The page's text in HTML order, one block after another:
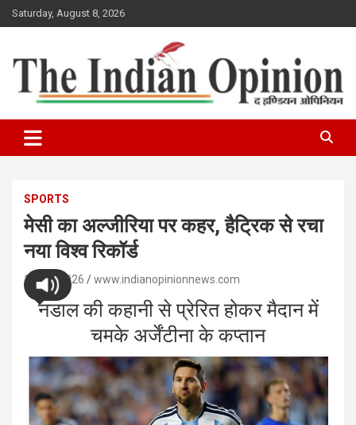
Skip
to
Saturday, August 8, 2026
Indian Opinion News
SPORTS
मेसी का अल्जीरिया पर कहर, हैट्रिक से रचा
नया विश्व रिकॉर्ड
17/06/2026 www.indianopinionnews.com
नडाल की कहानी से प्रेरित होकर मैदान में
चमके अर्जेंटीना के कप्तान